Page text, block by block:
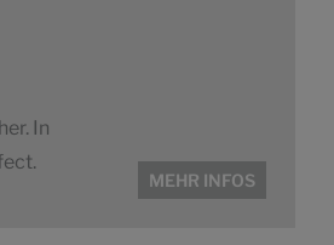
In
MEHR INFOS